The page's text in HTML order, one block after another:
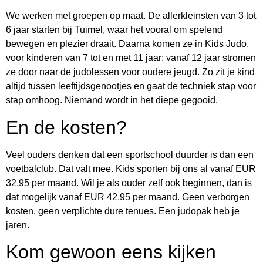
We werken met groepen op maat. De allerkleinsten van 3 tot
6 jaar starten bij Tuimel, waar het vooral om spelend
bewegen en plezier draait. Daarna komen ze in Kids Judo,
voor kinderen van 7 tot en met 11 jaar; vanaf 12 jaar stromen
ze door naar de judolessen voor oudere jeugd. Zo zit je kind
altijd tussen leeftijdsgenootjes en gaat de techniek stap voor
stap omhoog. Niemand wordt in het diepe gegooid.
En de kosten?
Veel ouders denken dat een sportschool duurder is dan een
voetbalclub. Dat valt mee. Kids sporten bij ons al vanaf EUR
32,95 per maand. Wil je als ouder zelf ook beginnen, dan is
dat mogelijk vanaf EUR 42,95 per maand. Geen verborgen
kosten, geen verplichte dure tenues. Een judopak heb je
jaren.
Kom gewoon eens kijken